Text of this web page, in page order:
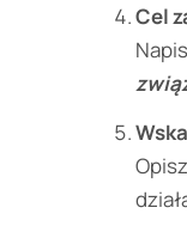
Cel